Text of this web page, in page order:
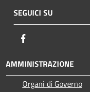
SEGUICI SU
AMMINISTRAZIONE
Organi di Governo